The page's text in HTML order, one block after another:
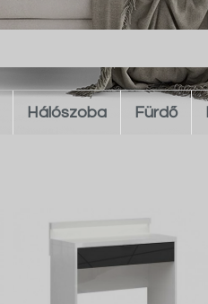
Hálószoba Fürdő